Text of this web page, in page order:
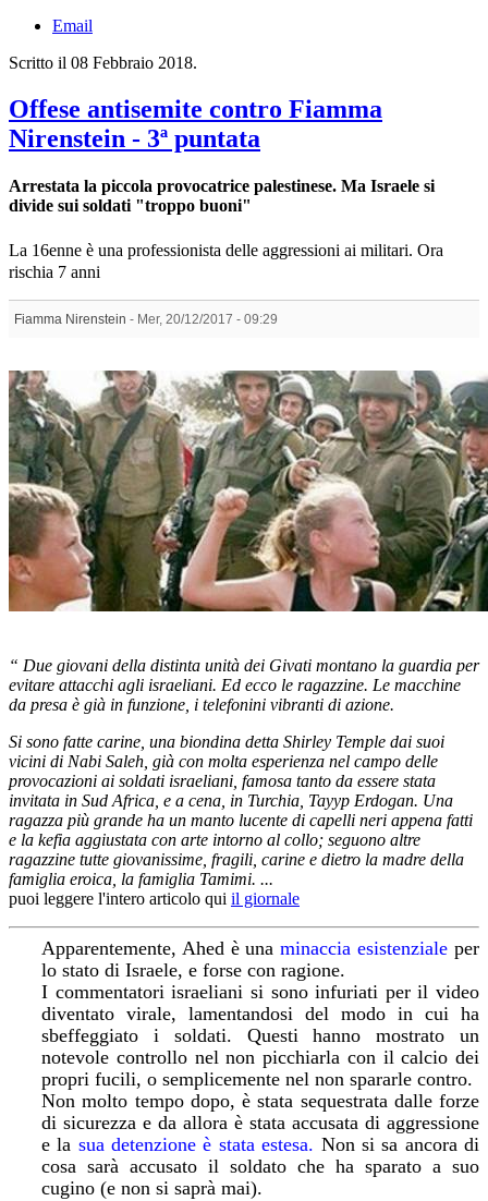
Email
Scritto il 08 Febbraio 2018.
Offese antisemite contro Fiamma
Nirenstein - 3ª puntata
Arrestata la piccola provocatrice palestinese. Ma Israele si
divide sui soldati "troppo buoni"
La 16enne è una professionista delle aggressioni ai militari. Ora
rischia 7 anni
Fiamma Nirenstein - Mer, 20/12/2017 - 09:29
“ Due giovani della distinta unità dei Givati montano la guardia per
evitare attacchi agli israeliani. Ed ecco le ragazzine. Le macchine
da presa è già in funzione, i telefonini vibranti di azione.
Si sono fatte carine, una biondina detta Shirley Temple dai suoi
vicini di Nabi Saleh, già con molta esperienza nel campo delle
provocazioni ai soldati israeliani, famosa tanto da essere stata
invitata in Sud Africa, e a cena, in Turchia, Tayyp Erdogan. Una
ragazza più grande ha un manto lucente di capelli neri appena fatti
e la kefia aggiustata con arte intorno al collo; seguono altre
ragazzine tutte giovanissime, fragili, carine e dietro la madre della
famiglia eroica, la famiglia Tamimi. ...
puoi leggere l'intero articolo qui il giornale
Apparentemente, Ahed è unaminaccia esistenziale per
lo stato di Israele, e forse con ragione.
I commentatori israeliani si sono infuriati per il video
diventato virale, lamentandosi del modo in cui ha
sbeffeggiato i soldati. Questi hanno mostrato un
notevole controllo nel non picchiarla con il calcio dei
propri fucili, o semplicemente nel non spararle contro.
Non molto tempo dopo, è stata sequestrata dalle forze
di sicurezza e da allora è stata accusata di aggressione
e la sua detenzione è stata estesa. Non si sa ancora di
cosa sarà accusato il soldato che ha sparato a suo
cugino (e non si saprà mai).